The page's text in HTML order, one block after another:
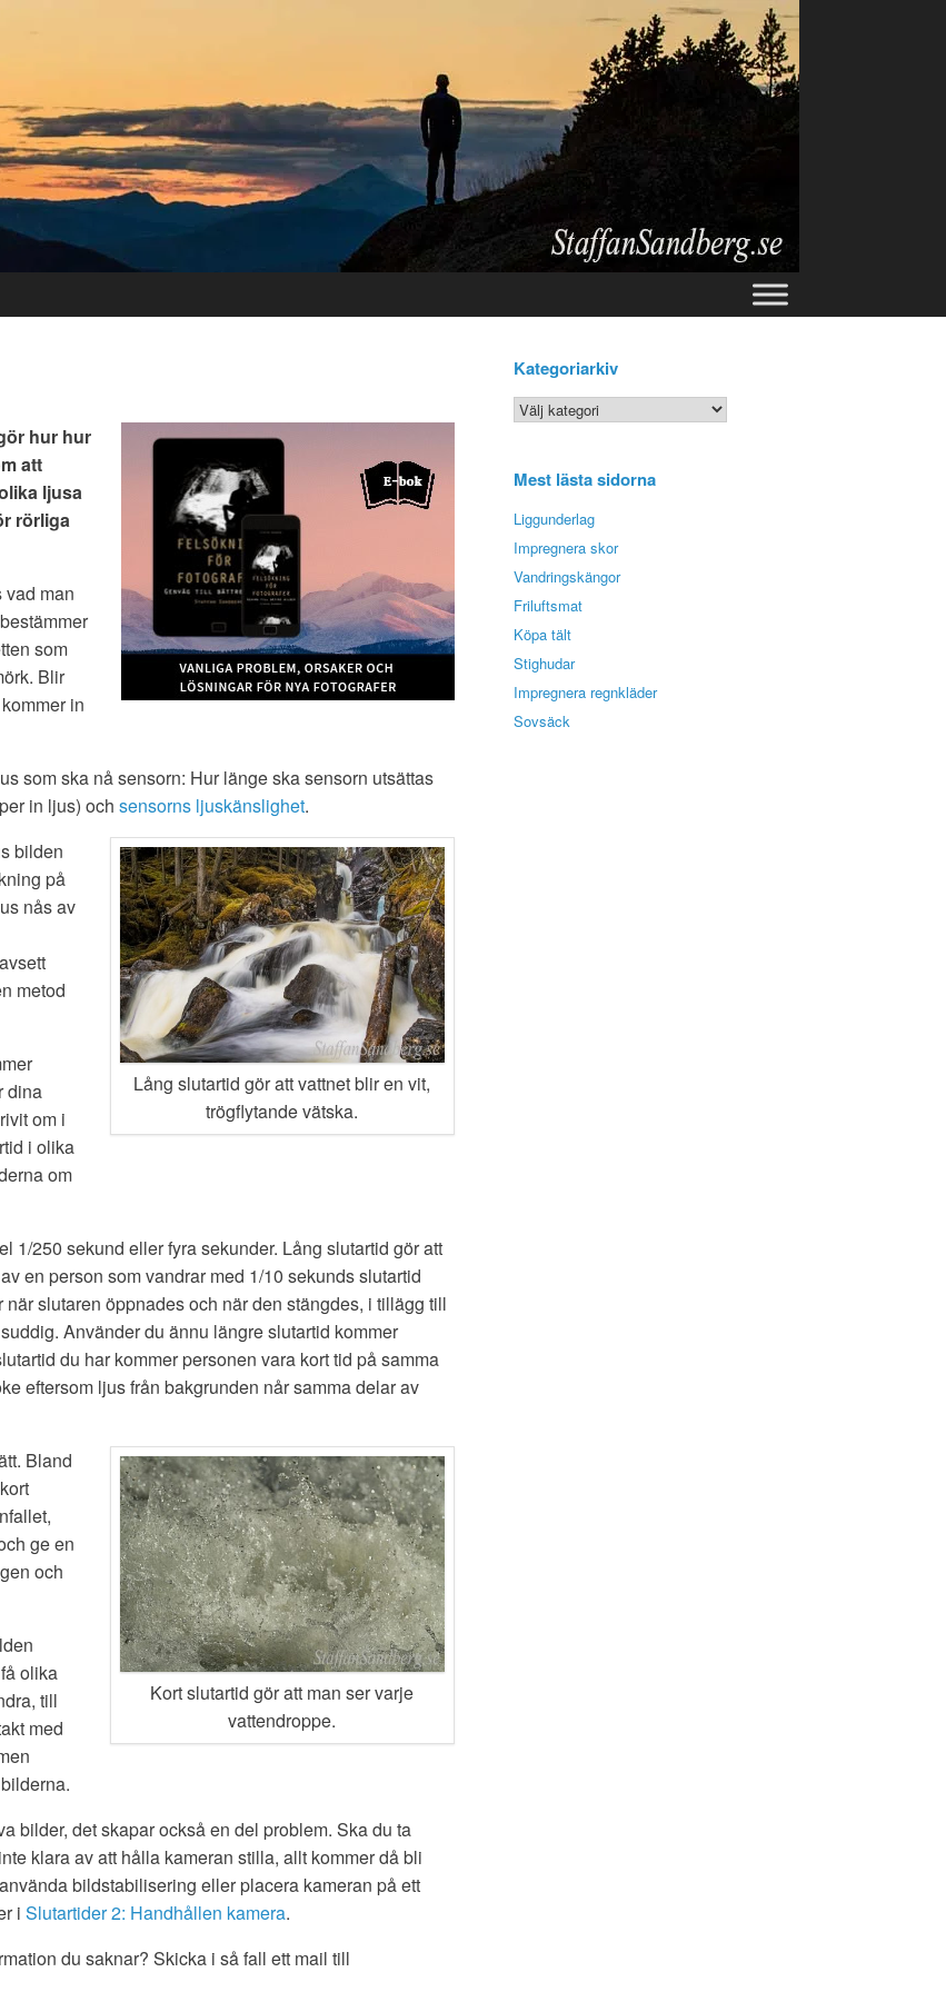
hur hur
att
ljusa
rörliga
vad man
som
Blir
in
som ska nå sensorn: Hur länge ska sensorn utsättas
in ljus) och sensorns ljuskänslighet.
Lång slutartid gör att vattnet blir en vit,
trögflytande vätska.
bilden
på
nås av
metod
dina
om i
i olika
om
1/250 sekund eller fyra sekunder. Lång slutartid gör att
en person som vandrar med 1/10 sekunds slutartid
slutaren öppnades och när den stängdes, i tillägg till
Använder du ännu längre slutartid kommer
du har kommer personen vara kort tid på samma
eftersom ljus från bakgrunden når samma delar av
Kort slutartid gör att man ser varje
vattendroppe.
Bland
ge en
och
olika
till
med
bilder, det skapar också en del problem. Ska du ta
klara av att hålla kameran stilla, allt kommer då bli
bildstabilisering eller placera kameran på ett
i Slutartider 2: Handhållen kamera.
du saknar? Skicka i så fall ett mail till
Kategoriarkiv
Kategoriarkiv
Mest lästa sidorna
Liggunderlag
Impregnera skor
Vandringskängor
Friluftsmat
Köpa tält
Stighudar
Impregnera regnkläder
Sovsäck